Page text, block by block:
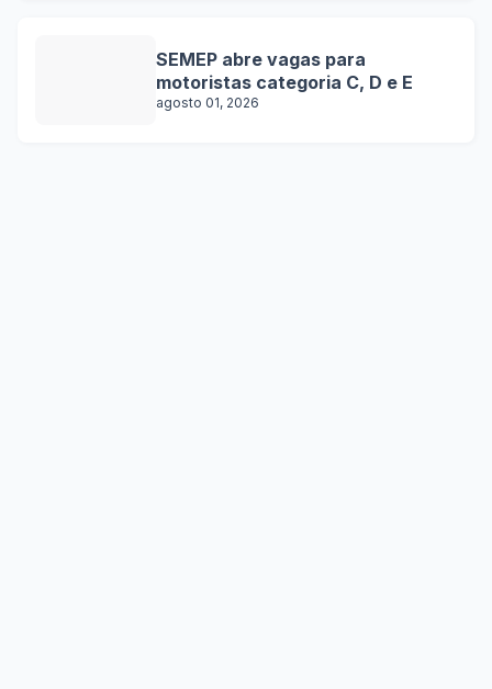
SEMEP abre vagas para
motoristas categoria C, D e E
agosto 01, 2026